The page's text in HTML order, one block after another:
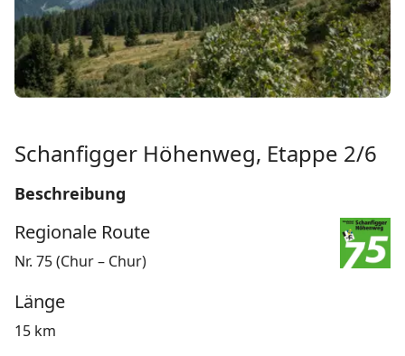
Schanfigger Höhenweg, Etappe 2/6
Beschreibung
Regionale Route
Nr. 75 (Chur – Chur)
Länge
15 km